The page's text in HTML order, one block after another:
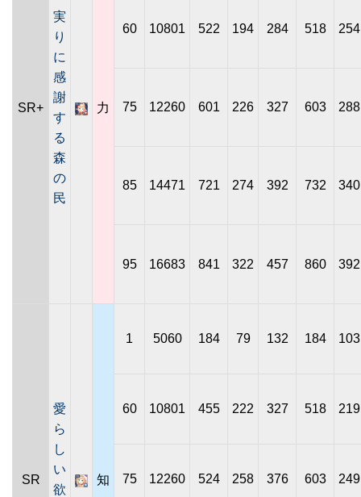
SR+
実
り
に
感
謝
す
る
森
の
民
力
60 10801 522 194 284 518 254
75 12260 601 226 327 603 288
85 14471 721 274 392 732 340
95 16683 841 322 457 860 392
SR
愛
ら
し
い
欲
知
1 5060 184 79 132 184 103
60 10801 455 222 327 518 219
75 12260 524 258 376 603 249